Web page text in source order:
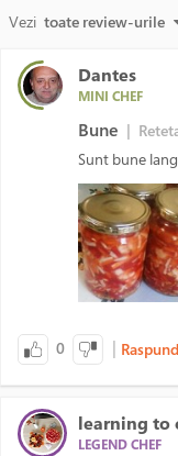
Vezi toate review-urile
Dantes
MINI CHEF
Bune |
Sunt bune
0 |
learning to
LEGEND CHEF